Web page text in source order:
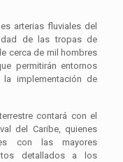
arterias fluviales del
de las tropas de
cerca de mil hombres
permitirán entornos
implementación de
contará con el
del Caribe, quienes
con las mayores
detallados a los